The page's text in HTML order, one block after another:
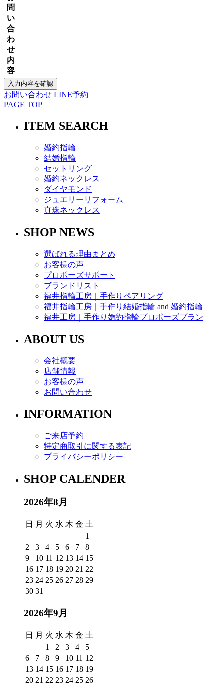
問
い
合
わ
せ
内
容
お問い合わせ LINE予約
PAGE TOP
ITEM SEARCH
婚約指輪
結婚指輪
セットリング
婚約ネックレス
ダイヤモンド
ジュエリーリフォーム
真珠ネックレス
SHOP NEWS
選ばれる理由まとめ
お客様の声
プロポーズサポート
ブランドリスト
福井指輪工房｜手作りペアリング
福井指輪工房｜手作り結婚指輪 and 婚約指輪
福井工房｜手作り婚約指輪プロポーズプラン
ABOUT US
会社概要
店舗情報
お客様の声
お問い合わせ
INFORMATION
ご来店予約
特定商取引に関する表記
プライバシーポリシー
SHOP CALENDER
2026年8月
日 月 火 水 木 金 土
1
2
3 4 5 6 7
8
9
10 11 12 13 14 15
16 17 18 19 20 21 22
23 24 25 26 27 28 29
30 31
2026年9月
日 月 火 水 木 金 土
1
2 3 4
5
6
7 8 9 10 11 12
13 14 15 16 17 18 19
20 21 22 23 24 25 26